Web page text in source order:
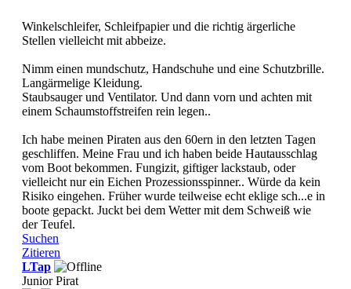
Winkelschleifer, Schleifpapier und die richtig ärgerliche
Stellen vielleicht mit abbeize.
Nimm einen mundschutz, Handschuhe und eine Schutzbrille.
Langärmelige Kleidung.
Staubsauger und Ventilator. Und dann vorn und achten mit
einem Schaumstoffstreifen rein legen..
Ich habe meinen Piraten aus den 60ern in den letzten Tagen
geschliffen. Meine Frau und ich haben beide Hautausschlag
vom Boot bekommen. Fungizit, giftiger lackstaub, oder
vielleicht nur ein Eichen Prozessionsspinner.. Würde da kein
Risiko eingehen. Früher wurde teilweise echt eklige sch...e in
boote gepackt. Juckt bei dem Wetter mit dem Schweiß wie
der Teufel.
Suchen
Zitieren
LTap
Junior Pirat